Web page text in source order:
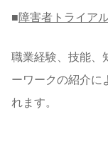
■障害者トライア
職業経験、技能、
ーワークの紹介に
れます。